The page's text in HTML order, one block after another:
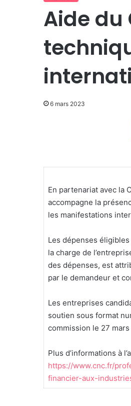
Aide du
6 mars 2023
En partenariat avec la
accompagne la
les manifestations
Les dépenses
la charge de
des dépenses, est
par le demandeur et
Les entreprises
soutien sous format
commission le 27
Plus d’informations à
https://www.cnc.fr/
financier-aux-